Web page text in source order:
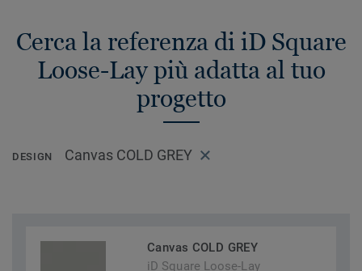
Cerca la referenza di iD Square
Loose-Lay più adatta al tuo
progetto
DESIGN Canvas COLD GREY
Canvas COLD GREY
iD Square Loose-Lay